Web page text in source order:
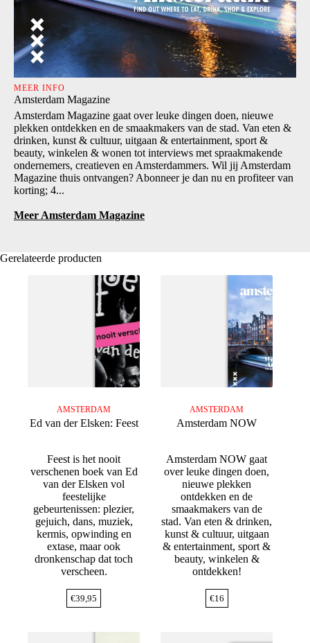
MEER INFO
Amsterdam Magazine
Amsterdam Magazine gaat over leuke dingen doen, nieuwe
plekken ontdekken en de smaakmakers van de stad. Van eten &
drinken, kunst & cultuur, uitgaan & entertainment, sport &
beauty, winkelen & wonen tot interviews met spraakmakende
ondernemers, creatieven en Amsterdammers. Wil jij Amsterdam
Magazine thuis ontvangen? Abonneer je dan nu en profiteer van
korting; 4...
Meer Amsterdam Magazine
Gerelateerde producten
AMSTERDAM
Ed van der Elsken: Feest
Feest is het nooit
verschenen boek van Ed
van der Elsken vol
feestelijke
gebeurtenissen: plezier,
gejuich, dans, muziek,
kermis, opwinding en
extase, maar ook
dronkenschap dat toch
verscheen.
€39,95
AMSTERDAM
Amsterdam NOW
Amsterdam NOW gaat
over leuke dingen doen,
nieuwe plekken
ontdekken en de
smaakmakers van de
stad. Van eten & drinken,
kunst & cultuur, uitgaan
& entertainment, sport &
beauty, winkelen &
ontdekken!
€16